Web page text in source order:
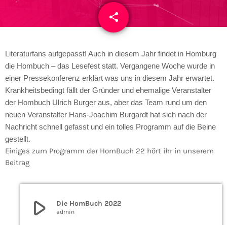
share
email
Literaturfans aufgepasst! Auch in diesem Jahr findet in Homburg
die Hombuch – das Lesefest statt. Vergangene Woche wurde in
einer Pressekonferenz erklärt was uns in diesem Jahr erwartet.
Krankheitsbedingt fällt der Gründer und ehemalige Veranstalter
der Hombuch Ulrich Burger aus, aber das Team rund um den
neuen Veranstalter Hans-Joachim Burgardt hat sich nach der
Nachricht schnell gefasst und ein tolles Programm auf die Beine
gestellt.
Einiges zum Programm der HomBuch 22 hört ihr in unserem
Beitrag
play_arrow Die HomBuch 2022
admin